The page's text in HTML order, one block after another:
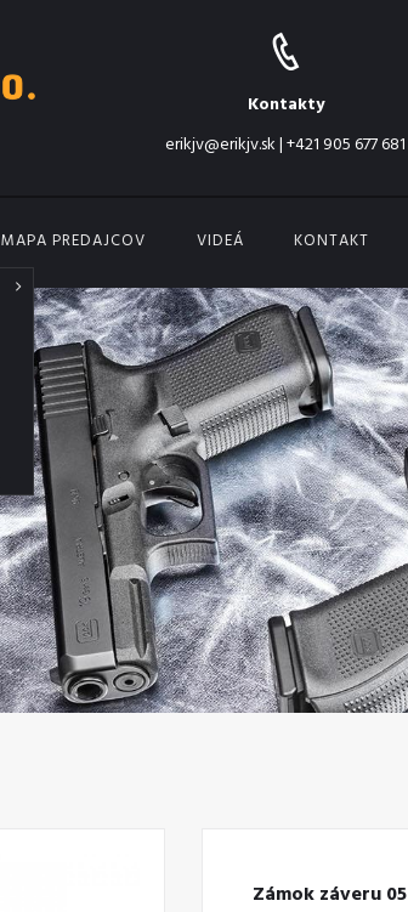
Kontakty
erikjv@erikjv.sk|+421 905 677 681
MAPA PREDAJCOV VIDEÁ KONTAKT
Zámok záveru 05